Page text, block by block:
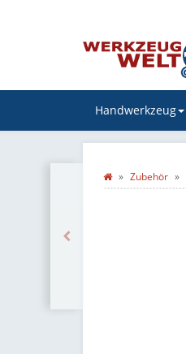
Handwerkzeug
Zubehör